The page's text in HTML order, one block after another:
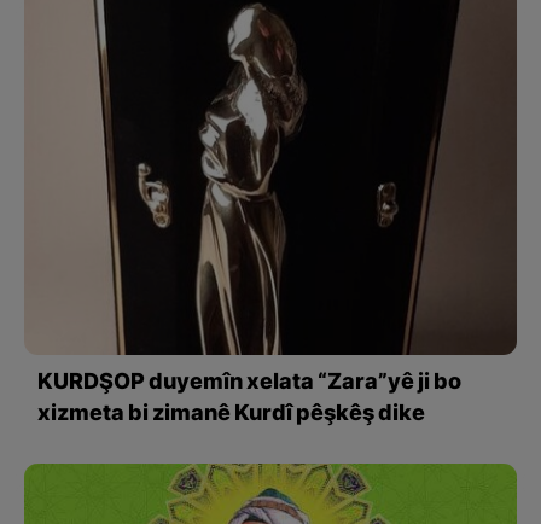
KURDŞOP duyemîn xelata “Zara”yê ji bo
xizmeta bi zimanê Kurdî pêşkêş dike